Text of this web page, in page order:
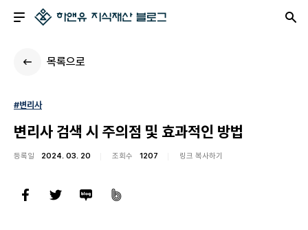
목록으로
#변리사
변리사 검색 시 주의점 및 효과적인 방법
등록일 2024. 03. 20 조회수 1207 링크 복사하기